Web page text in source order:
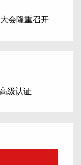
会隆重召开
级认证